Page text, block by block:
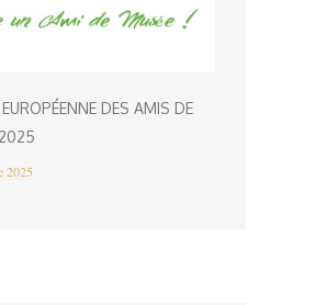
EUROPÉENNE DES AMIS DE
2025